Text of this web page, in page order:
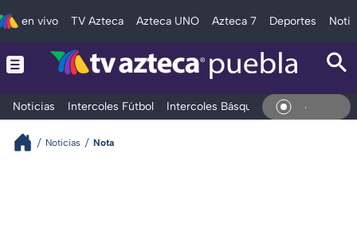
en vivo TV Azteca Azteca UNO Azteca 7 Deportes
Noticias Intercoles Fútbol Intercoles Básquetbol DeportesEn Vivo
Noticias Nota